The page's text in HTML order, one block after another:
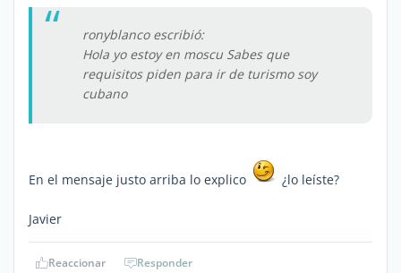
ronyblanco escribió:
Hola yo estoy en moscu Sabes que
requisitos piden para ir de turismo soy
cubano
En el mensaje justo arriba lo explico ¿lo leíste?
Javier
Reaccionar Responder